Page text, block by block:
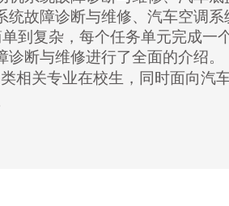
故障诊断与维修、 汽车空调系
单到复杂，每个任务单元完成一
诊断与维修进行了全面的介绍。
相关专业在校生，同时面向汽